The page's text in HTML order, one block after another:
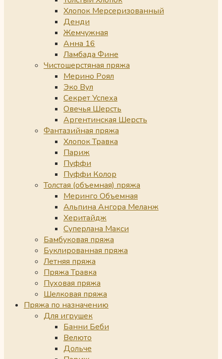
Хлопок Мерсеризованный
Денди
Жемчужная
Анна 16
Ламбада Фине
Чистошерстяная пряжа
Мерино Роял
Эко Вул
Секрет Успеха
Овечья Шерсть
Аргентинская Шерсть
Фантазийная пряжа
Хлопок Травка
Париж
Пуффи
Пуффи Колор
Толстая (объемная) пряжа
Меринго Объемная
Альпина Ангора Меланж
Херитайдж
Суперлана Макси
Бамбуковая пряжа
Буклированная пряжа
Летняя пряжа
Пряжа Травка
Пуховая пряжа
Шелковая пряжа
Пряжа по назначению
Для игрушек
Банни Беби
Велюто
Дольче